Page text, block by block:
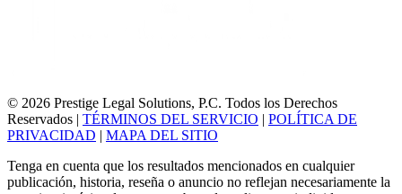
© 2026 Prestige Legal Solutions, P.C. Todos los Derechos
Reservados | TÉRMINOS DEL SERVICIO | POLÍTICA DE
PRIVACIDAD | MAPA DEL SITIO
Tenga en cuenta que los resultados mencionados en cualquier
publicación, historia, reseña o anuncio no reflejan necesariamente la